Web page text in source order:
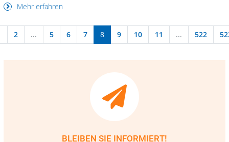
Mehr erfahren
2 ... 5 6 7 8 9 10 11 ... 522
BLEIBEN SIE INFORMIERT!